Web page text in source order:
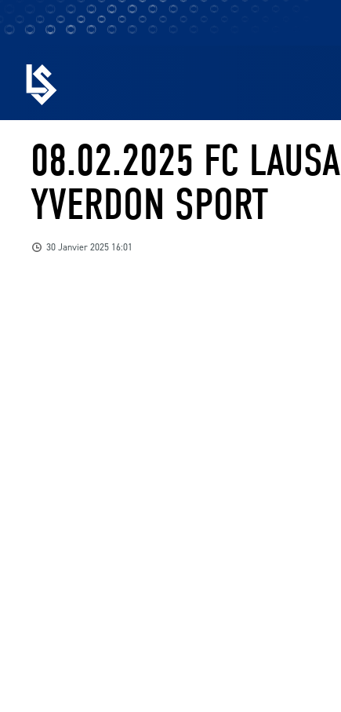
08.02.2025 FC
YVERDON SPORT
30 Janvier 2025 16:01